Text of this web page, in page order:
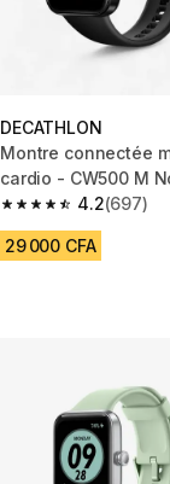
DECATHLON
Montre connectée
cardio - CW500 M
4.2
4.2 out of 5 stars
(697)
29 000 CFA